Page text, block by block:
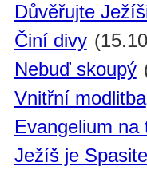
Důvěřujte
Činí divy
Nebuď skoupý
Vnitřní modlitba
Evangelium na
Ježíš je